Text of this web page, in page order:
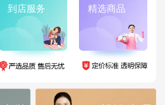
到店服务 精选商品